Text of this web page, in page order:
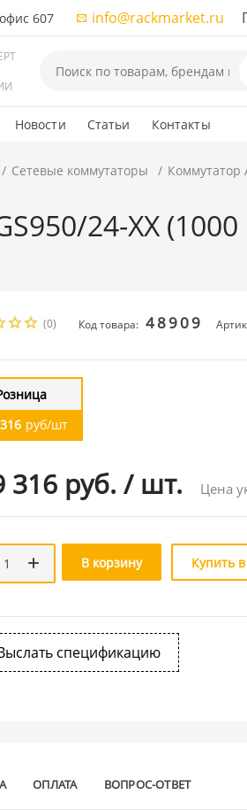
607 info@rackmarket.ru
Новости Статьи Контакты
Сетевые коммутаторы
Коммутатор
24-XX
(0) Код товара: 48909
руб/шт
316 руб. / шт. Цена
В корзину Купить
спецификацию
ОПЛАТА ВОПРОС-ОТВЕТ